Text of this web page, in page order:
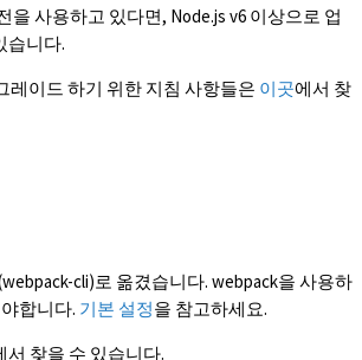
을 사용하고 있다면, Node.js v6 이상으로 업
습니다.
레이드 하기 위한 지침 사항들은 이곳에서 찾
cli)로 옮겼습니다. webpack을 사용하
합니다. 기본 설정을 참고하세요.
서 찾을 수 있습니다.